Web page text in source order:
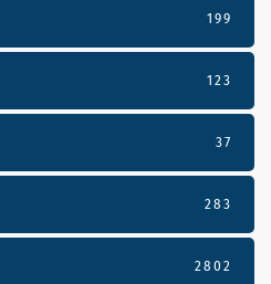
199
123
37
283
2802